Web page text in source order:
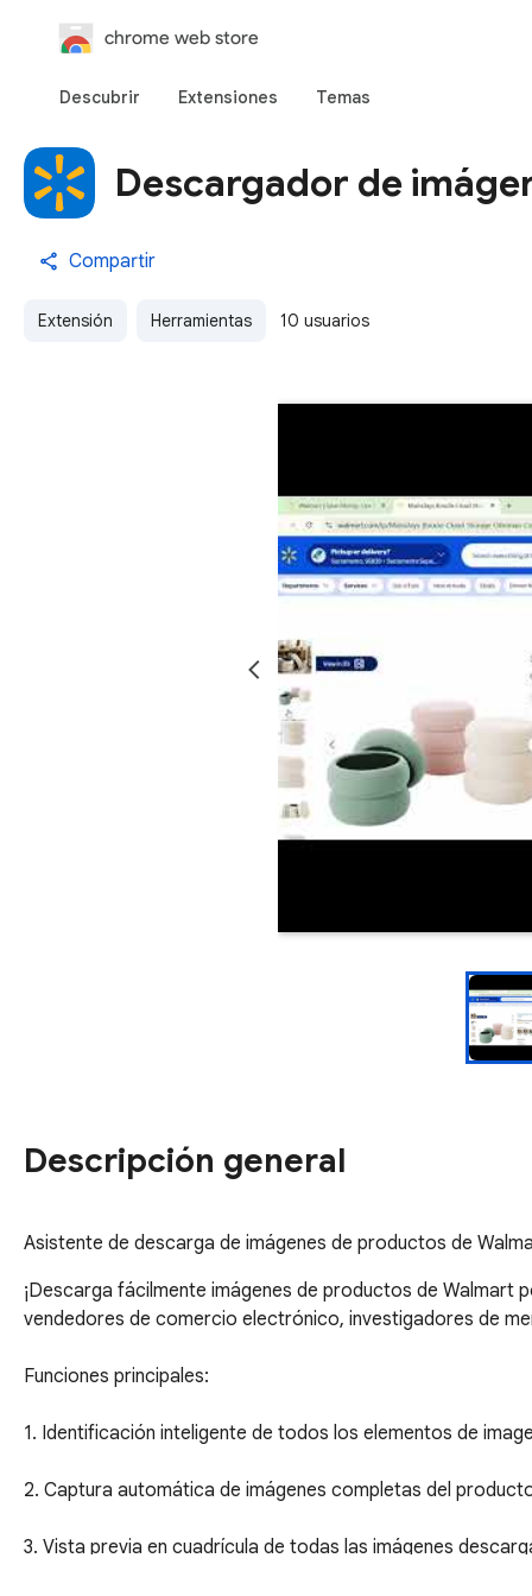
chrome web store
Descubrir Extensiones Temas
Descargador de
Compartir
Extensión Herramientas 10 usuarios
Descripción general
Asistente de descarga de imágenes de productos de
¡Descarga fácilmente imágenes de productos de
vendedores de comercio electrónico, investigadores de
Funciones principales:
1. Identificación inteligente de todos los elementos de
2. Captura automática de imágenes completas del
3. Vista previa en cuadrícula de todas las imágenes